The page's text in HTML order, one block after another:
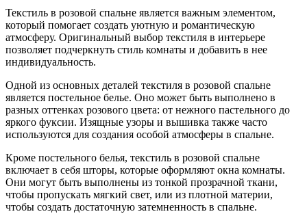
Текстиль в розовой спальне является важным элементом,
который помогает создать уютную и романтическую
атмосферу. Оригинальный выбор текстиля в интерьере
позволяет подчеркнуть стиль комнаты и добавить в нее
индивидуальность.
Одной из основных деталей текстиля в розовой спальне
является постельное белье. Оно может быть выполнено в
разных оттенках розового цвета: от нежного пастельного до
яркого фуксии. Изящные узоры и вышивка также часто
используются для создания особой атмосферы в спальне.
Кроме постельного белья, текстиль в розовой спальне
включает в себя шторы, которые оформляют окна комнаты.
Они могут быть выполнены из тонкой прозрачной ткани,
чтобы пропускать мягкий свет, или из плотной материи,
чтобы создать достаточную затемненность в спальне.